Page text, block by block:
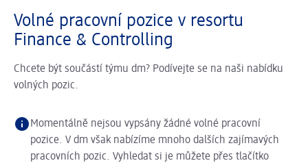
Volné pracovní pozice v resortu
Finance & Controlling
Chcete být součástí týmu dm? Podívejte se na naši nabídku
volných pozic.
Momentálně nejsou vypsány žádné volné pracovní
pozice. V dm však nabízíme mnoho dalších zajímavých
pracovních pozic. Vyhledat si je můžete přes tlačítko